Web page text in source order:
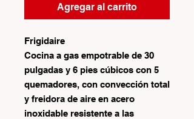
Agregar al carrito
Frigidaire
Cocina a gas empotrable de 30
pulgadas y 6 pies cúbicos con 5
quemadores, con convección total
y freidora de aire en acero
inoxidable resistente a las